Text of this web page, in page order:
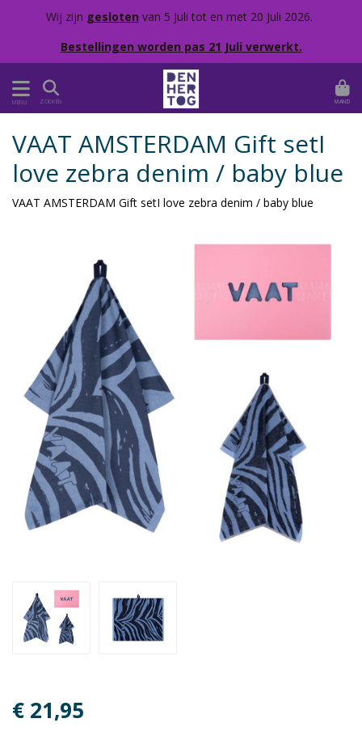
Wij zijn gesloten van 5 Juli tot en met 20 Juli 2026.
Bestellingen worden pas 21 Juli verwerkt.
MENU ZOEKEN MAND
VAAT AMSTERDAM Gift setI
love zebra denim / baby blue
VAAT AMSTERDAM Gift setI love zebra denim / baby blue
€ 21,95